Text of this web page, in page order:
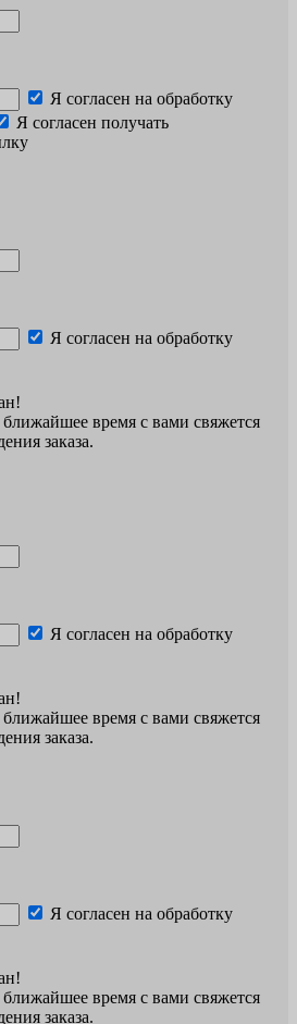
Я согласен на обработку
Я согласен получать
Я согласен на обработку
время с вами свяжется
заказа.
Я согласен на обработку
время с вами свяжется
заказа.
Я согласен на обработку
время с вами свяжется
заказа.